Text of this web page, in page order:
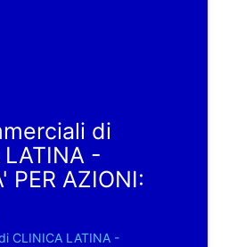
di
-
PER AZIONI:
CLINICA LATINA -